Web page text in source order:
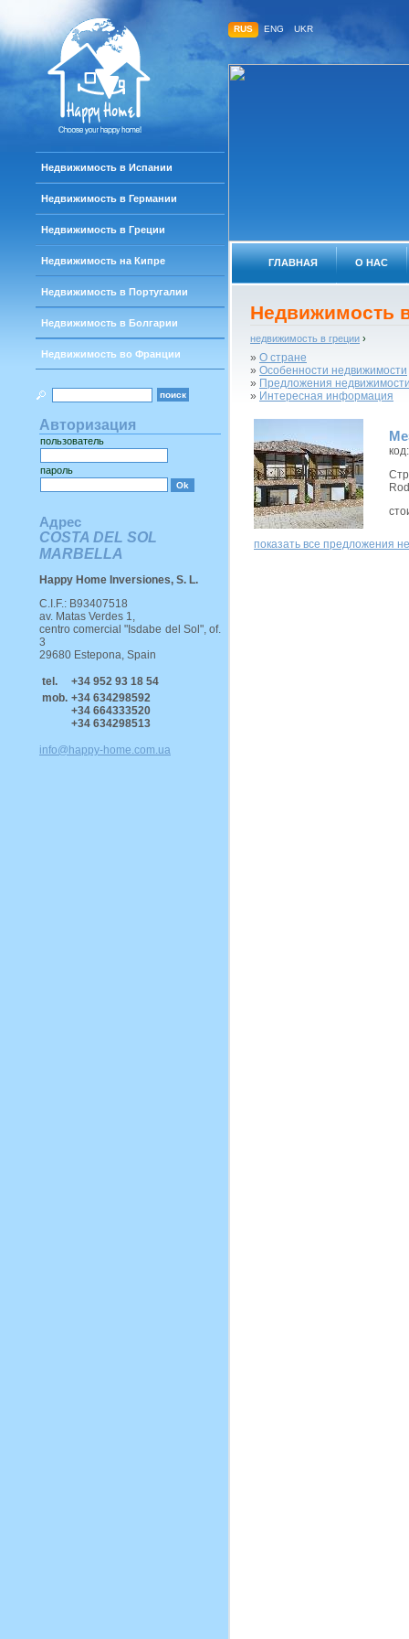
Недвижимость в Испании
Недвижимость в Германии
Недвижимость в Греции
Недвижимость на Кипре
Недвижимость в Португалии
Недвижимость в Болгарии
Недвижимость во Франции
Авторизация
пользователь
пароль
Адрес
COSTA DEL SOL
MARBELLA
Happy Home Inversiones, S. L.
C.I.F.: B93407518
av. Matas Verdes 1,
centro comercial "Isdabe del Sol", of.
3
29680 Estepona, Spain
tel.
+34 952 93 18 54
mob. +34 634298592
+34 664333520
+34 634298513
info@happy-home.com.ua
RUS ENG UKR
ГЛАВНАЯ О НАС
Недвижимость
недвижимость в греции ›
» О стране
» Особенности недвижимости
» Предложения
» Интересная информация
показать все предложения